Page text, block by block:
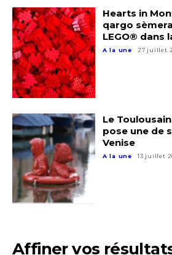
J'accepte lestermes et
* Champ obligatoire
Nom
Prénom
Statut / Organisation
J'accepte lestermes et
* Champ obligatoire
Hearts in
qargo
LEGO® dans
A la une 27 juillet
Le
pose une de
Venise
A la une 13 juillet
Affiner vos